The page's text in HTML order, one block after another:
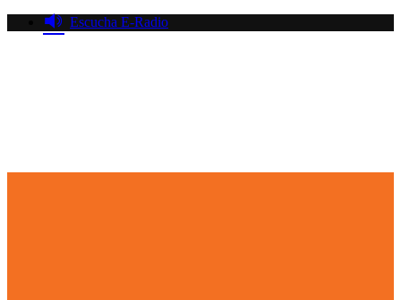
Escucha E-Radio